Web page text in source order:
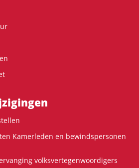
Kamerleden en bewindspersonen
volksvertegenwoordigers